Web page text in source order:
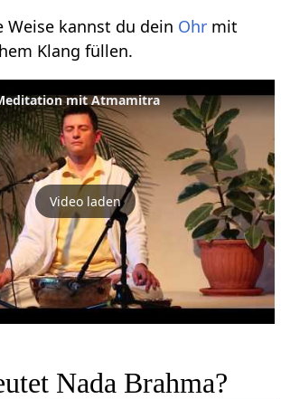
Weise kannst du dein Ohr mit
Klang füllen.
mit Atmamitra
Video laden
Nada Brahma?